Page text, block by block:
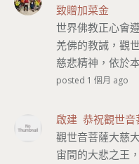
致贈加菜金
世界佛教正心會
羌佛的教誡，觀
慈悲精神，依於
posted 1 個月 ago
啟建 恭祝觀世音
觀世音菩薩大慈
宙間的大悲之王